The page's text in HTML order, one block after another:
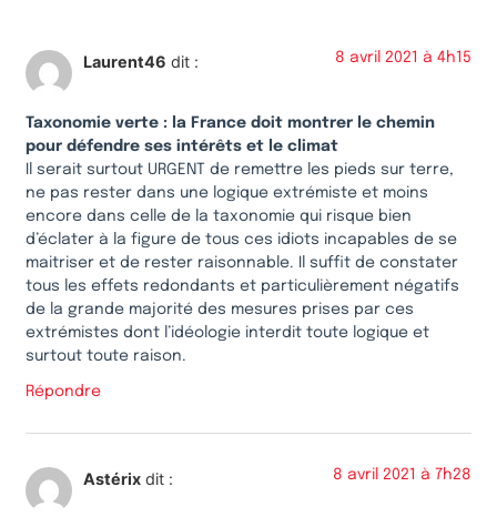
Laurent46 dit : 8 avril 2021 à 4h15
Taxonomie verte : la France doit montrer le chemin
pour défendre ses intérêts et le climat
Il serait surtout URGENT de remettre les pieds sur terre,
ne pas rester dans une logique extrémiste et moins
encore dans celle de la taxonomie qui risque bien
d’éclater à la figure de tous ces idiots incapables de se
maitriser et de rester raisonnable. Il suffit de constater
tous les effets redondants et particulièrement négatifs
de la grande majorité des mesures prises par ces
extrémistes dont l’idéologie interdit toute logique et
surtout toute raison.
Répondre
Astérix dit : 8 avril 2021 à 7h28